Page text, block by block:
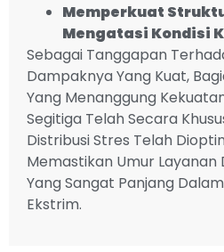
Memperkuat
Mengatasi Kondisi
Sebagai Tanggapan
Dampaknya Yang Kuat,
Yang Menanggung
Segitiga Telah Secara
Distribusi Stres Telah
Memastikan Umur Layanan
Yang Sangat Panjang
Ekstrim.